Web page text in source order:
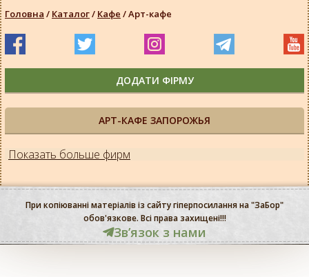
АРТ-КАФЕ ЗАПОРОЖЬЯ
Показать больше фирм
Головна / Каталог/ Кафе /Арт-кафе
ДОДАТИ ФІРМУ
При копіюванні матеріалів із сайту гіперпосилання на "ЗаБор"
обов'язкове. Всі права захищені!!!
Звʼязок з нами